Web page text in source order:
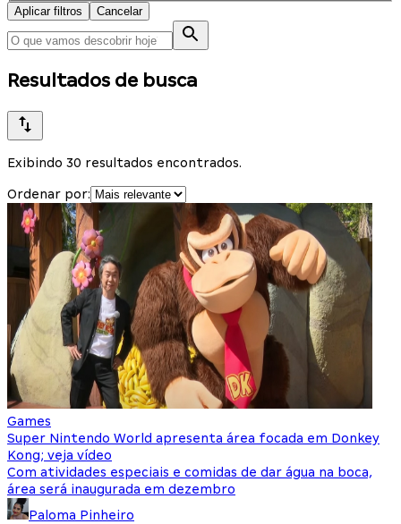
Aplicar filtros Cancelar
Resultados de busca
Exibindo 30 resultados encontrados.
Ordenar por:
Games
Super Nintendo World apresenta área focada em Donkey
Kong; veja vídeo
Com atividades especiais e comidas de dar água na boca,
área será inaugurada em dezembro
Paloma Pinheiro